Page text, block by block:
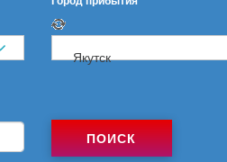
Якутск
ПОИСК